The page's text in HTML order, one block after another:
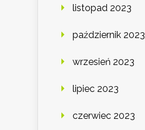
listopad 2023
październik 2023
wrzesień 2023
lipiec 2023
czerwiec 2023